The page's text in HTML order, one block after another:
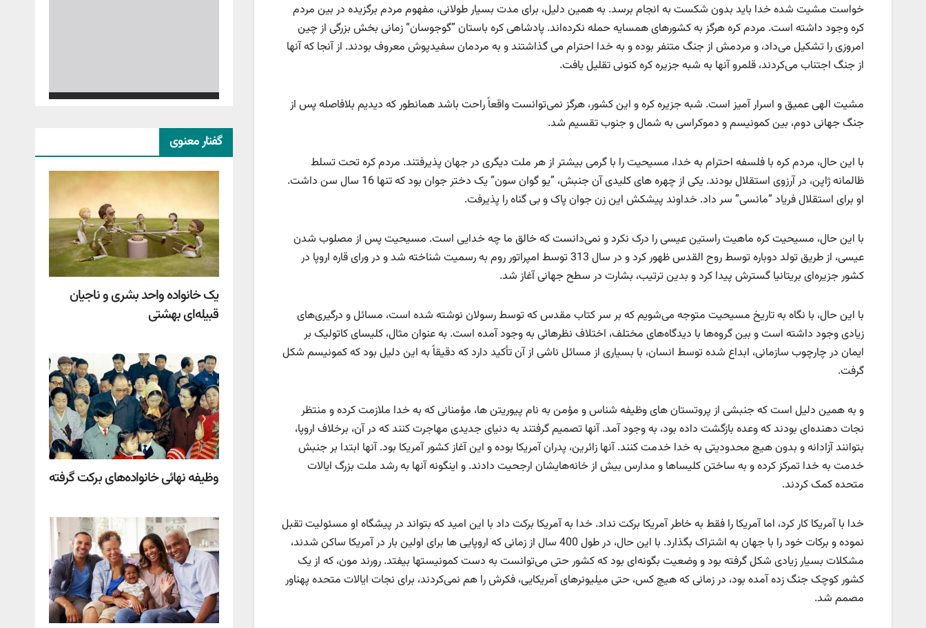
خواست مشیت شده خدا ​باید بدون شکست به انجام برسد. به همین دلیل، برای مدت بسیار طولانی، مفهوم مردم برگزیده در بین مردم
کره وجود داشته است. مردم کره هرگز به کشورهای همسایه حمله نکرده‌اند. پادشاهی کره باستان ”گوجوسان“ زمانی بخش بزرگی از چین
امروزی را تشکیل می‌داد، و مردمش از جنگ متنفر بوده و به خدا ​​احترام می گذاشتند و به مردمان سفیدپوش معروف بودند. از آنجا که آنها
از جنگ اجتناب می‌کردند، قلمرو آنها به شبه جزیره کره کنونی تقلیل یافت.
مشیت الهی ​​عمیق و اسرار آمیز است. شبه جزیره کره و این کشور، هرگز نمی‌توانست واقعاً راحت باشد همانطور که دیدیم بلافاصله پس از
جنگ جهانی دوم، بین کمونیسم و ​​دموکراسی به شمال و جنوب تقسیم شد.
با این حال، مردم کره با فلسفه احترام به خدا، مسیحیت را با گرمی بیشتر از هر ملت دیگری در جهان پذیرفتند. مردم کره تحت تسلط
ظالمانه ژاپن، در آرزوی استقلال بودند. یکی از چهره های کلیدی آن جنبش، ”یو گوان سون“ یک دختر جوان بود که تنها 16 سال سن داشت.
او برای استقلال فریاد “مانسی” سر داد. خداوند پیشکش این زن جوان پاک و بی گناه را پذیرفت.
با این حال، مسیحیت کره‌ ماهیت راستین عیسی را درک نکرد و نمی‌دانست که خالق ما چه خدایی است. مسیحیت پس از مصلوب شدن
عیسی، از طریق تولد دوباره توسط روح القدس ظهور کرد و در سال 313 توسط امپراتور روم به رسمیت شناخته شد و در ورای قاره اروپا در
کشور جزیره‌ای بریتانیا گسترش پیدا کرد و بدین ترتیب، بشارت در سطح جهانی آغاز شد.
با این حال، با نگاه به تاریخ مسیحیت متوجه می‌شویم که بر سر کتاب مقدس که توسط رسولان نوشته شده است، مسائل و درگیری‌های
زیادی وجود داشته است و بین گروه‌ها با دیدگاه‌های مختلف، اختلاف‌ نظرهائی به وجود آمده است. به عنوان مثال، کلیسای کاتولیک بر
ایمان در چارچوب سازمانی، ابداع شده توسط انسان، با بسیاری از مسائل ناشی از آن تأکید دارد که دقیقاً به این دلیل بود که کمونیسم شکل
گرفت.
و به همین دلیل است که جنبشی از پروتستان های وظیفه شناس و مؤمن به نام پیوریتن ها، مؤمنانی که به خدا ملازمت کرده و منتظر
نجات دهنده‌ای بودند که وعده بازگشت داده بود، به وجود آمد. آنها تصمیم گرفتند به دنیای جدیدی مهاجرت کنند که در آن، برخلاف اروپا،
بتوانند آزادانه و بدون هیچ محدودیتی به خدا خدمت کنند. آنها زائرین، پدران آمریکا بوده و این آغاز کشور آمریکا بود. آنها ابتدا بر جنبش
خدمت به خدا تمرکز کرده و به ساختن کلیساها و مدارس بیش از خانه‌هایشان ارجحیت دادند. و اینگونه آنها به رشد ملت بزرگ ایالات
متحده کمک کردند.
خدا با آمریکا کار کرد، اما آمریکا را فقط به خاطر آمریکا برکت نداد. خدا به آمریکا برکت داد با این امید که بتواند در پیشگاه او مسئولیت تقبل
نموده و برکات خود را با جهان به اشتراک بگذارد. با این حال، در طول 400 سال از زمانی که اروپایی ها برای اولین بار در آمریکا ساکن شدند،
مشکلات بسیار زیادی شکل گرفته بود و وضعیت بگونه‌ای بود که کشور حتی می‌توانست به دست کمونیستها بیفتد. رورند مون، که از یک
کشور کوچک جنگ زده آمده بود، در زمانی که هیچ کس، حتی میلیونرهای آمریکایی، فکرش را هم نمی‌کردند، برای نجات ایالات متحده پهناور
مصمم شد.
گفتار معنوی
یک خانواده واحد بشری و ناجیان
قبیله‌ای بهشتی
وظیفه نهائی خانواده‌های برکت گرفته